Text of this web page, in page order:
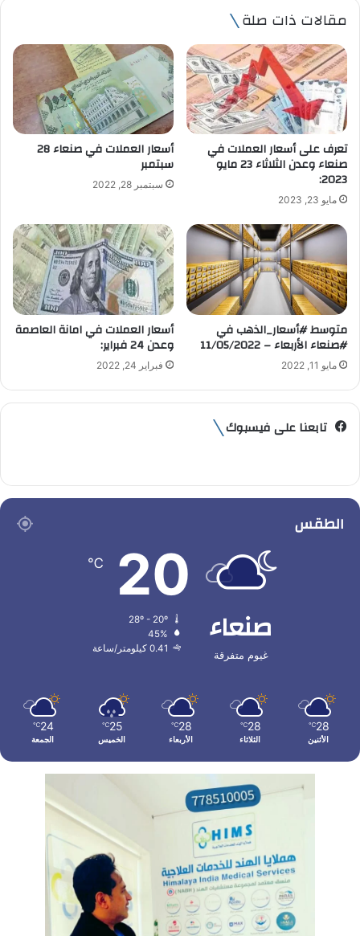
د
ا
ل
إ
ل
ك
ر
و
ي
مقالات ذات صلة
تعرف على أسعار العملات في
صنعاء وعدن الثلاثاء 23 مايو
2023:
مايو 23, 2023
أسعار العملات في صنعاء 28
سبتمبر
سبتمبر 28, 2022
متوسط #أسعار_الذهب في
#صنعاء الأربعاء – 11/05/2022
مايو 11, 2022
أسعار العملات في امانة العاصمة
وعدن 24 فبراير:
فبراير 24, 2022
تابعنا على فيسبوك
الطقس
صنعاء
غيوم متفرقة
20
℃
45%
0.41 كيلومتر/ساعة
28
℃
الأثنين
28
℃
الثلاثاء
28
℃
الأربعاء
25
℃
الخميس
24
℃
الجمعة